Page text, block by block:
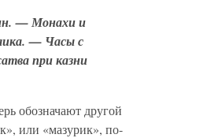
— Монахи и
— Часы с
при казни
обозначают другой
или «мазурик», по-